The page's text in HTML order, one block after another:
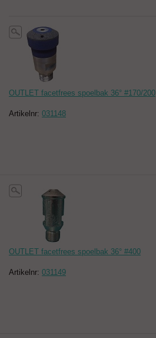
OUTLET facetfrees spoelbak 36° #170/200
Artikelnr: 031148
OUTLET facetfrees spoelbak 36° #400
Artikelnr: 031149